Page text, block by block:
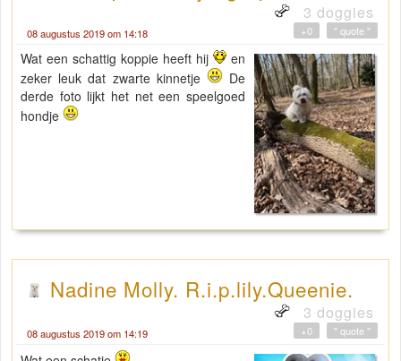
3 doggies
08 augustus 2019 om 14:18 " quote "
+0
Wat een schattig koppie heeft hij
en
zeker leuk dat zwarte kinnetje
De
derde foto lijkt het net een speelgoed
hondje
Nadine Molly. R.i.p.lily.Queenie.
3 doggies
08 augustus 2019 om 14:19 " quote "
+0